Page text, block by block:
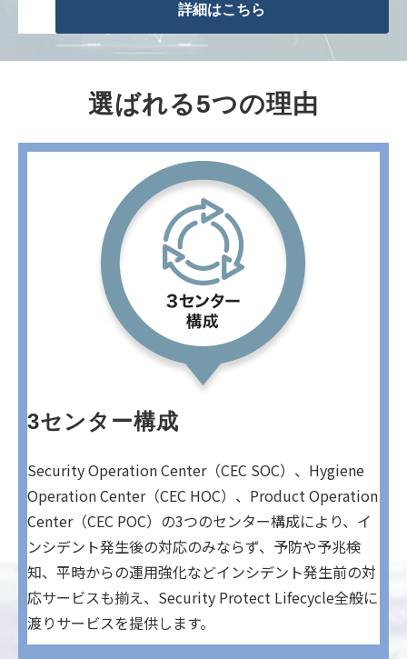
詳細はこちら
選ばれる5つの理由
3センター構成
Security Operation Center（CEC SOC）、Hygiene
Operation Center（CEC HOC）、Product Operation
Center（CEC POC）の3つのセンター構成により、イ
ンシデント発生後の対応のみならず、予防や予兆検
知、平時からの運用強化などインシデント発生前の対
応サービスも揃え、Security Protect Lifecycle全般に
渡りサービスを提供します。